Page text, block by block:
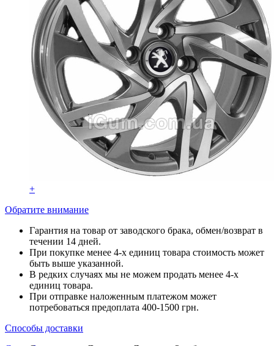
+
Обратите внимание
Гарантия на товар от заводского брака, обмен/возврат в
течении 14 дней.
При покупке менее 4-х единиц товара стоимость может
быть выше указанной.
В редких случаях мы не можем продать менее 4-х
единиц товара.
При отправке наложенным платежом может
потребоваться предоплата 400-1500 грн.
Способы доставки